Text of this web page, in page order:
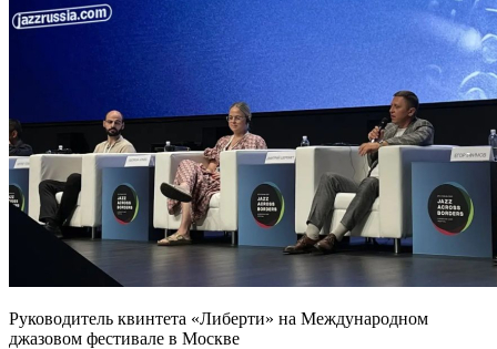
Руководитель квинтета «Либерти» на Международном
джазовом фестивале в Москве